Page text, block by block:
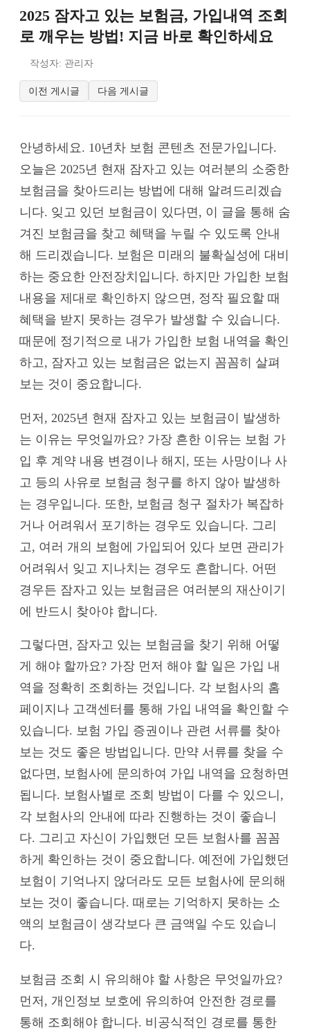
2025 잠자고 있는 보험금, 가입내역 조회
로 깨우는 방법! 지금 바로 확인하세요
작성자: 관리자
이전 게시글 다음 게시글
안녕하세요. 10년차 보험 콘텐츠 전문가입니다.
오늘은 2025년 현재 잠자고 있는 여러분의 소중한
보험금을 찾아드리는 방법에 대해 알려드리겠습
니다. 잊고 있던 보험금이 있다면, 이 글을 통해 숨
겨진 보험금을 찾고 혜택을 누릴 수 있도록 안내
해 드리겠습니다. 보험은 미래의 불확실성에 대비
하는 중요한 안전장치입니다. 하지만 가입한 보험
내용을 제대로 확인하지 않으면, 정작 필요할 때
혜택을 받지 못하는 경우가 발생할 수 있습니다.
때문에 정기적으로 내가 가입한 보험 내역을 확인
하고, 잠자고 있는 보험금은 없는지 꼼꼼히 살펴
보는 것이 중요합니다.
먼저, 2025년 현재 잠자고 있는 보험금이 발생하
는 이유는 무엇일까요? 가장 흔한 이유는 보험 가
입 후 계약 내용 변경이나 해지, 또는 사망이나 사
고 등의 사유로 보험금 청구를 하지 않아 발생하
는 경우입니다. 또한, 보험금 청구 절차가 복잡하
거나 어려워서 포기하는 경우도 있습니다. 그리
고, 여러 개의 보험에 가입되어 있다 보면 관리가
어려워서 잊고 지나치는 경우도 흔합니다. 어떤
경우든 잠자고 있는 보험금은 여러분의 재산이기
에 반드시 찾아야 합니다.
그렇다면, 잠자고 있는 보험금을 찾기 위해 어떻
게 해야 할까요? 가장 먼저 해야 할 일은 가입 내
역을 정확히 조회하는 것입니다. 각 보험사의 홈
페이지나 고객센터를 통해 가입 내역을 확인할 수
있습니다. 보험 가입 증권이나 관련 서류를 찾아
보는 것도 좋은 방법입니다. 만약 서류를 찾을 수
없다면, 보험사에 문의하여 가입 내역을 요청하면
됩니다. 보험사별로 조회 방법이 다를 수 있으니,
각 보험사의 안내에 따라 진행하는 것이 좋습니
다. 그리고 자신이 가입했던 모든 보험사를 꼼꼼
하게 확인하는 것이 중요합니다. 예전에 가입했던
보험이 기억나지 않더라도 모든 보험사에 문의해
보는 것이 좋습니다. 때로는 기억하지 못하는 소
액의 보험금이 생각보다 큰 금액일 수도 있습니
다.
보험금 조회 시 유의해야 할 사항은 무엇일까요?
먼저, 개인정보 보호에 유의하여 안전한 경로를
통해 조회해야 합니다. 비공식적인 경로를 통한